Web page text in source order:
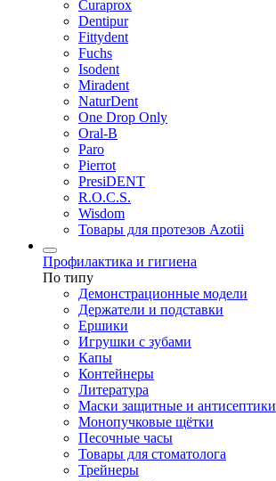
Curaprox
Dentipur
Fittydent
Fuchs
Isodent
Miradent
NaturDent
One Drop Only
Oral-B
Paro
Pierrot
PresiDENT
R.O.C.S.
Wisdom
Товары для протезов Azotii
Профилактика и гигиена
По типу
Демонстрационные модели
Держатели и подставки
Ершики
Игрушки с зубами
Капы
Контейнеры
Литература
Маски защитные и антисептики
Монопучковые щётки
Песочные часы
Товары для стоматолога
Трейнеры